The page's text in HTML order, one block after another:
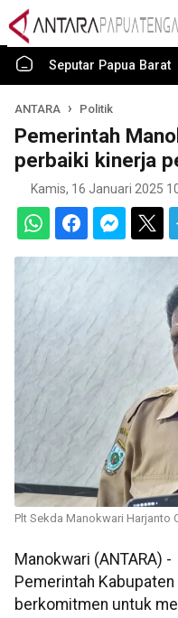
Seputar Papua Barat
ANTARA Politik
Pemerintah
perbaiki kinerja
Kamis, 16 Januari 2025
Plt Sekda Manokwari Harjanto
Manokwari (ANTARA) -
Pemerintah
berkomitmen untuk